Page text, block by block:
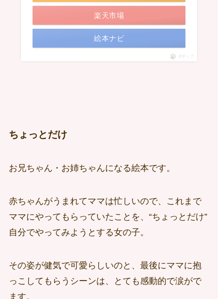
楽天市場
絵本ナビ
ポチップ
ちょっとだけ
お兄ちゃん・お姉ちゃんになる絵本です。
赤ちゃんがうまれてママは忙しいので、これまで
ママにやってもらっていたことを、“ちょっとだけ”
自分でやってみようとする女の子。
その姿が健気で可愛らしいのと、最後にママに抱
っこしてもらうシーンは、とても感動的で涙がで
ます。